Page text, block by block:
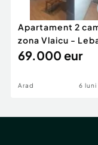
Apartament 2
zona Vlaicu -
69.000 eur
Arad 6 luni